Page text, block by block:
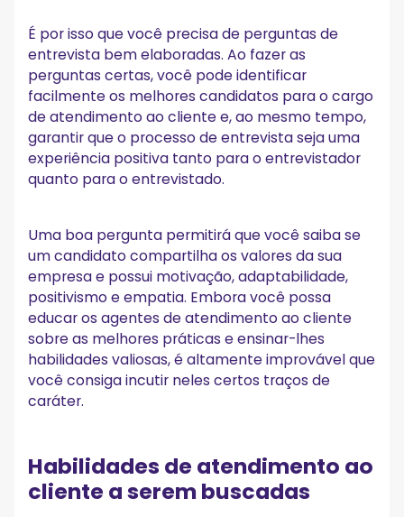
É por isso que você precisa de perguntas de
entrevista bem elaboradas. Ao fazer as
perguntas certas, você pode identificar
facilmente os melhores candidatos para o cargo
de atendimento ao cliente e, ao mesmo tempo,
garantir que o processo de entrevista seja uma
experiência positiva tanto para o entrevistador
quanto para o entrevistado.
Uma boa pergunta permitirá que você saiba se
um candidato compartilha os valores da sua
empresa e possui motivação, adaptabilidade,
positivismo e empatia. Embora você possa
educar os agentes de atendimento ao cliente
sobre as melhores práticas e ensinar-lhes
habilidades valiosas, é altamente improvável que
você consiga incutir neles certos traços de
caráter.
Habilidades de atendimento ao
cliente a serem buscadas